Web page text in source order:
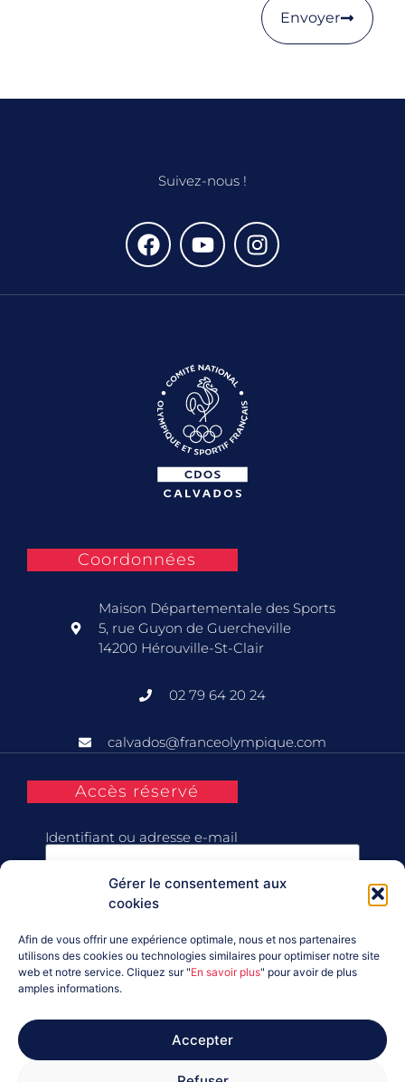
Gérer le consentement aux
cookies
Afin de vous offrir une expérience optimale, nous et nos partenaires
utilisons des cookies ou technologies similaires pour optimiser notre site
web et notre service. Cliquez sur "En savoir plus" pour avoir de plus
amples informations.
Accepter
Envoyer
Suivez-nous !
Coordonnées
Maison Départementale des Sports
5, rue Guyon de Guercheville
14200 Hérouville-St-Clair
02 79 64 20 24
calvados@franceolympique.com
Accès réservé
Identifiant ou adresse e-mail
Mot de passe
Se souvenir de moi
Connexion